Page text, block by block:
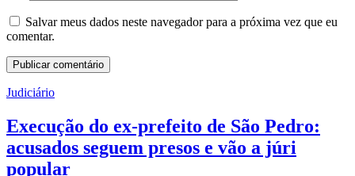
Salvar meus dados neste navegador para a próxima vez que eu
comentar.
Judiciário
Execução do ex-prefeito de São Pedro:
acusados seguem presos e vão a júri
popular